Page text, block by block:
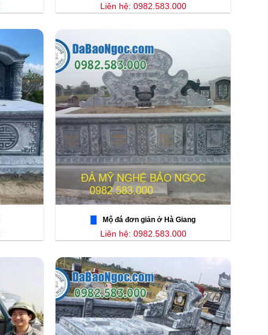
Liên hệ: 0982.583.000
Mộ đá đơn giản ở Hà Giang
Liên hệ: 0982.583.000